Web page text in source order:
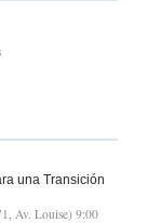
una Transición
Av. Louise) 9:00